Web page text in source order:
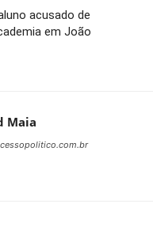
acusado de
em João
Maia